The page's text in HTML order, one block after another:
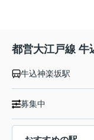
都営大江戸線 牛
牛込神楽坂駅
募集中